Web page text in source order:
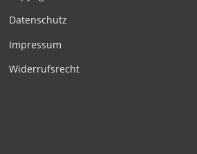
Datenschutz
Impressum
Widerrufsrecht